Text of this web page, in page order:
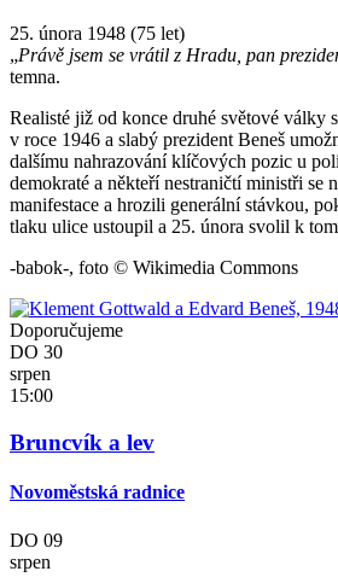
25. února 1948 (75 let)
„Právě jsem se vrátil z Hradu, pan
temna.
Realisté již od konce druhé světové
v roce 1946 a slabý prezident Beneš
dalšímu nahrazování klíčových pozic u
demokraté a někteří nestraničtí ministři
manifestace a hrozili generální stávkou,
tlaku ulice ustoupil a 25. února svolil k
-babok-, foto © Wikimedia Commons
Doporučujeme
DO 30
srpen
15:00
Bruncvík a lev
Novoměstská radnice
DO 09
srpen